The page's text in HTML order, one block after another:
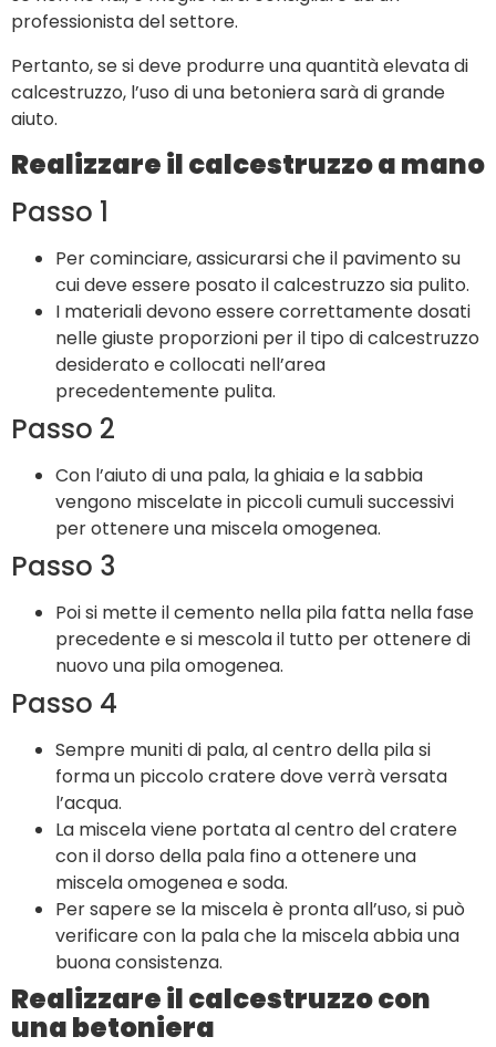
professionista del settore.
Pertanto, se si deve produrre una quantità elevata di
calcestruzzo, l’uso di una betoniera sarà di grande
aiuto.
Realizzare il calcestruzzo a mano
Passo 1
Per cominciare, assicurarsi che il pavimento su
cui deve essere posato il calcestruzzo sia pulito.
I materiali devono essere correttamente dosati
nelle giuste proporzioni per il tipo di calcestruzzo
desiderato e collocati nell’area
precedentemente pulita.
Passo 2
Con l’aiuto di una pala, la ghiaia e la sabbia
vengono miscelate in piccoli cumuli successivi
per ottenere una miscela omogenea.
Passo 3
Poi si mette il cemento nella pila fatta nella fase
precedente e si mescola il tutto per ottenere di
nuovo una pila omogenea.
Passo 4
Sempre muniti di pala, al centro della pila si
forma un piccolo cratere dove verrà versata
l’acqua.
La miscela viene portata al centro del cratere
con il dorso della pala fino a ottenere una
miscela omogenea e soda.
Per sapere se la miscela è pronta all’uso, si può
verificare con la pala che la miscela abbia una
buona consistenza.
Realizzare il calcestruzzo con
una betoniera